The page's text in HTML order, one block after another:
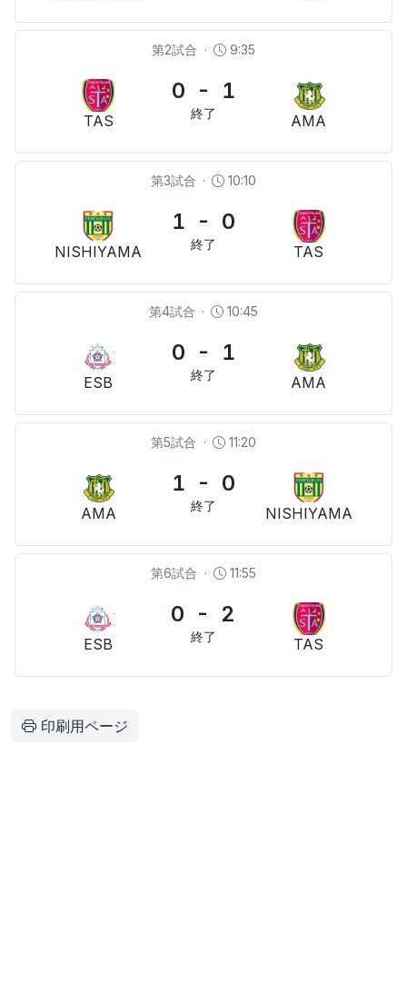
第2試合 · 9:35
TAS
0 - 1
終了 AMA
第3試合 · 10:10
NISHIYAMA
1 - 0
終了 TAS
第4試合 · 10:45
ESB
0 - 1
終了 AMA
第5試合 · 11:20
AMA
1 - 0
終了 NISHIYAMA
第6試合 · 11:55
ESB
0 - 2
終了 TAS
印刷用ページ